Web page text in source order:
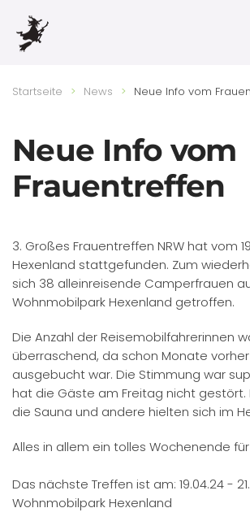
Skip to main content
Startseite News Neue Info vom
Neue Info vom
Frauentreffen
3. Großes Frauentreffen NRW hat vom
Hexenland stattgefunden. Zum
sich 38 alleinreisende Camperfrauen
Wohnmobilpark Hexenland getroffen.
Die Anzahl der Reisemobilfahrerinnen
überraschend, da schon Monate
ausgebucht war. Die Stimmung war
hat die Gäste am Freitag nicht gestört.
die Sauna und andere hielten sich im
Alles in allem ein tolles Wochenende
Das nächste Treffen ist am: 19.04.24 -
Wohnmobilpark Hexenland